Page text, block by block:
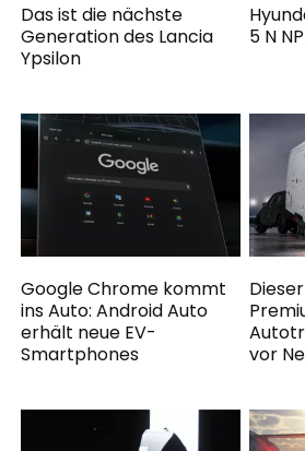
Das ist die nächste
Generation des Lancia
Ypsilon
5 N
Google Chrome kommt
ins Auto: Android Auto
erhält neue EV-
Smartphones
vor